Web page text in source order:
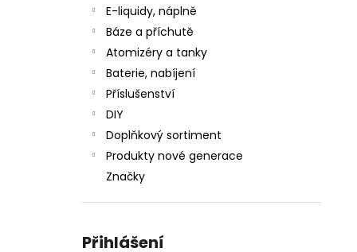
E-liquidy, náplně
Báze a příchutě
Atomizéry a tanky
Baterie, nabíjení
Příslušenství
DIY
Doplňkový sortiment
Produkty nové generace
Značky
Přihlášení